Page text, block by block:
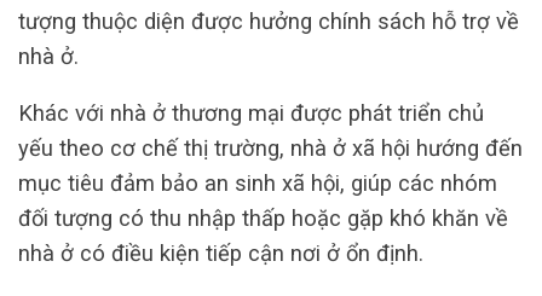
tượng thuộc diện được hưởng chính sách hỗ trợ về
nhà ở.
Khác với nhà ở thương mại được phát triển chủ
yếu theo cơ chế thị trường, nhà ở xã hội hướng đến
mục tiêu đảm bảo an sinh xã hội, giúp các nhóm
đối tượng có thu nhập thấp hoặc gặp khó khăn về
nhà ở có điều kiện tiếp cận nơi ở ổn định.